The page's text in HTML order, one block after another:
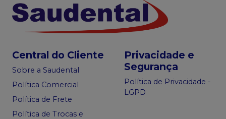
Central do Cliente
Sobre a Saudental
Política Comercial
Política de Frete
Política de Trocas e
Privacidade e
Segurança
Política de Privacidade -
LGPD